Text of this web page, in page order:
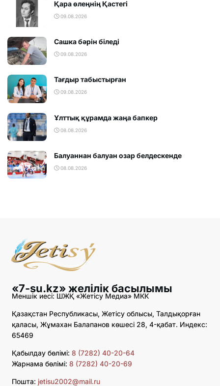
Қара өлеңнің Қастегі
09.08.2026
Сашка бәрін біледі
09.08.2026
Тағдыр табыстырған
09.08.2026
Ұлттық құрамда жаңа бапкер
08.08.2026
Балуаннан балуан озар белдескенде
08.08.2026
«7-su.kz» желілік басылымы
Меншік иесі: ШЖҚ «Жетісу Медиа» МКК
Қазақстан Республикасы, Жетісу облысы, Талдықорған
қаласы, Жұмахан Балапанов көшесі 28, 4-қабат. Индекс:
65469
Қабылдау бөлімі: 8 (7282) 40-20-64
Жарнама бөлімі: 8 (7282) 40-20-69
Пошта: jetisu2002@mail.ru